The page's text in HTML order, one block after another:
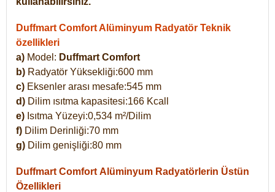
Duffmart Comfort Alüminyum Radyatör Teknik
özellikleri
a) Model: Duffmart Comfort
b) Radyatör Yüksekliği:600 mm
c) Eksenler arası mesafe:545 mm
d) Dilim ısıtma kapasitesi:166 Kcall
e) Isıtma Yüzeyi:0,534 m²/Dilim
f) Dilim Derinliği:70 mm
g) Dilim genişliği:80 mm
Duffmart Comfort Alüminyum Radyatörlerin Üstün
Özellikleri